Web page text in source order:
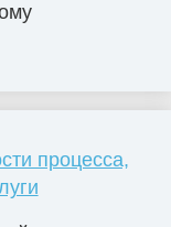
процесса,